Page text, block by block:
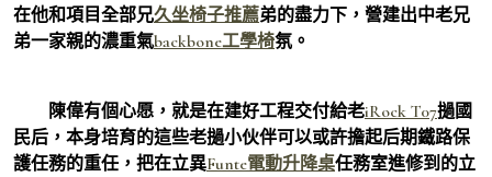
在他和項目全部兄久坐椅子推薦弟的盡力下，營建出中老兄
弟一家親的濃重氣backbone工學椅氛。
陳偉有個心愿，就是在建好工程交付給老iRock T07撾國
民后，本身培育的這些老撾小伙伴可以或許擔起后期鐵路保
護任務的重任，把在立異Funte電動升降桌任務室進修到的立